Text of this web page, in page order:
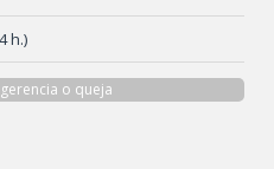
h.)
o queja